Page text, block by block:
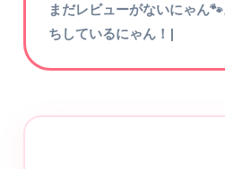
まだレビューがないにゃん
ちしているにゃん！ |